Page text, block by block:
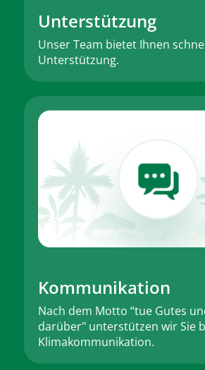
Unterstützung
Unser Team bietet Ihnen
Unterstützung.
Kommunikation
Nach dem Motto “tue Gutes
darüber" unterstützen wir Sie
Klimakommunikation.